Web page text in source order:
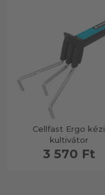
Cellfast Ergo kézi
kultivátor
3 570 Ft